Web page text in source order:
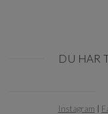
DU HAR
Instagram |